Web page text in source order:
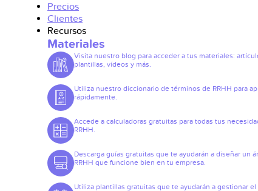
Precios
Clientes
Recursos
Materiales
Visita nuestro blog para acceder a tus materiales:
plantillas, vídeos y más.
Utiliza nuestro diccionario de términos de RRHH para
rápidamente.
Accede a calculadoras gratuitas para todas tus
RRHH.
Descarga guías gratuitas que te ayudarán a diseñar un
RRHH que funcione bien en tu empresa.
Utiliza plantillas gratuitas que te ayudarán a gestionar el